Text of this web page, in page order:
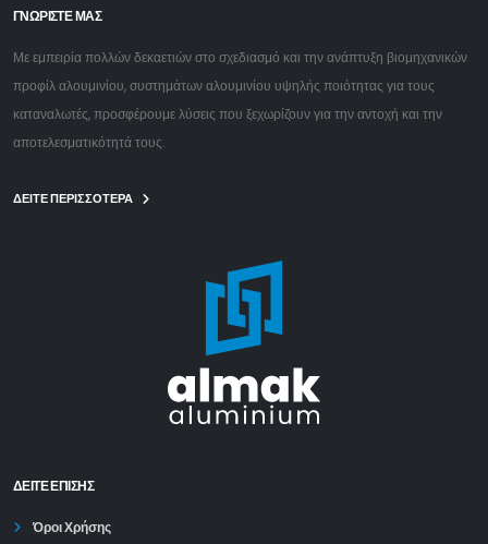
ΓΝΩΡΙΣΤΕ ΜΑΣ
Με εμπειρία πολλών δεκαετιών στο σχεδιασμό και την ανάπτυξη βιομηχανικών
προφίλ αλουμινίου, συστημάτων αλουμινίου υψηλής ποιότητας για τους
καταναλωτές, προσφέρουμε λύσεις που ξεχωρίζουν για την αντοχή και την
αποτελεσματικότητά τους.
ΔΕΙΤΕ ΠΕΡΙΣΣΟΤΕΡΑ
ΔΕΊΤΕ ΕΠΙΣΗΣ
Όροι Χρήσης